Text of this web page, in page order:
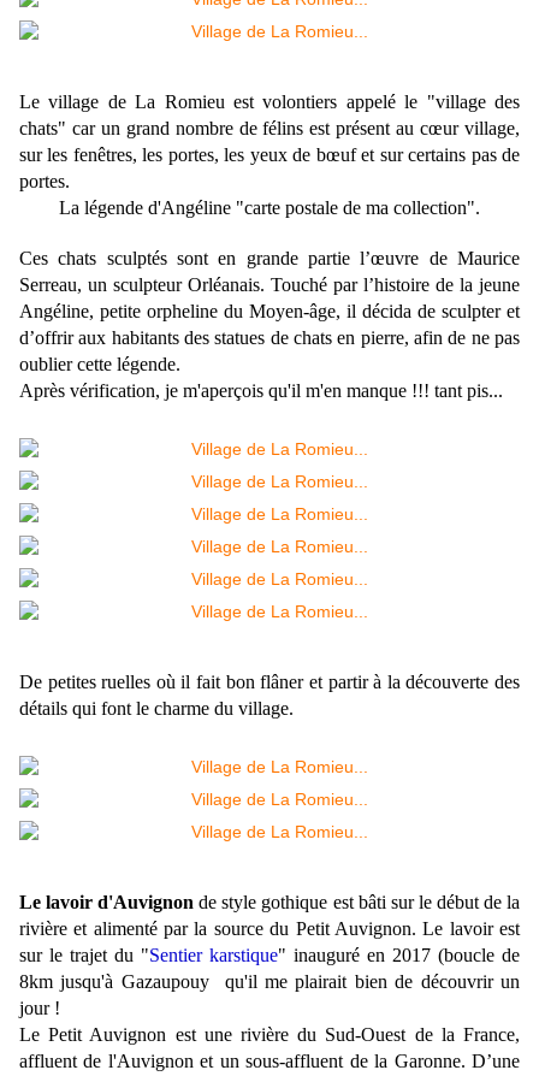
Le village de La Romieu est volontiers appelé le "village des
chats" car un grand nombre de félins est présent au cœur village,
sur les fenêtres, les portes, les yeux de bœuf et sur certains pas de
portes.
La légende d'Angéline "carte postale de ma collection".
Ces chats sculptés sont en grande partie l’œuvre de Maurice
Serreau, un sculpteur Orléanais. Touché par l’histoire de la jeune
Angéline, petite orpheline du Moyen-âge, il décida de sculpter et
d’offrir aux habitants des statues de chats en pierre, afin de ne pas
oublier cette légende.
Après vérification, je m'aperçois qu'il m'en manque !!! tant pis...
De petites ruelles où il fait bon flâner et partir à la découverte des
détails qui font le charme du village.
Le lavoir d'Auvignon de style gothique est bâti sur le début de la
rivière et alimenté par la source du Petit Auvignon. Le lavoir est
sur le trajet du "Sentier karstique" inauguré en 2017 (boucle de
8km jusqu'à Gazaupouy qu'il me plairait bien de découvrir un
jour !
Le Petit Auvignon est une rivière du Sud-Ouest de la France,
affluent de l'Auvignon et un sous-affluent de la Garonne. D’une